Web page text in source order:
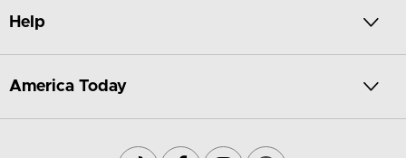
Help
America Today